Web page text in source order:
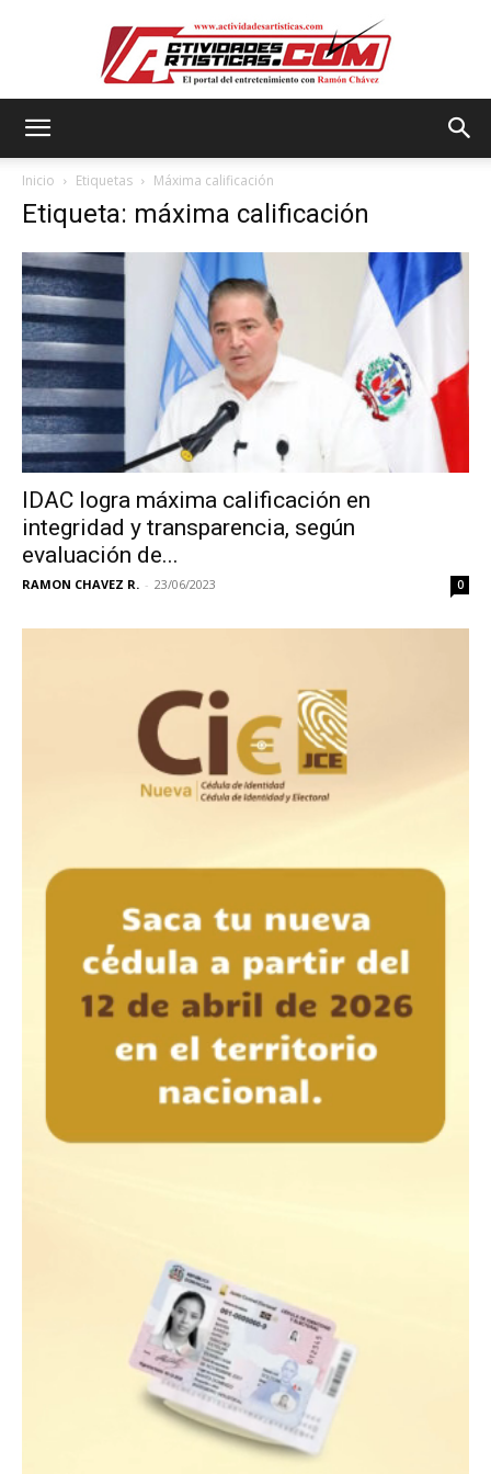
Inicio Etiquetas Máxima calificación
Etiqueta: máxima calificación
IDAC logra máxima calificación en
integridad y transparencia, según
evaluación de...
RAMON CHAVEZ R. - 23/06/2023 0